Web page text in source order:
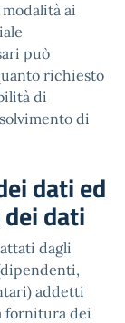
ai
può
richiesto
di
di
dati ed
dati
dagli
addetti
fornitura dei